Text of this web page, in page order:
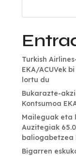
Turkish
EKA/ACUVek
lortu du
Bukarazte-
Kontsumoa
Maileguak eta
Auzitegiak
baliogabetzea
Bigarren